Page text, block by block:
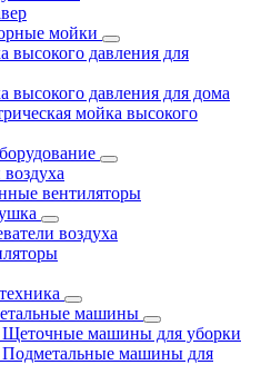
мойки
высокого давления для
высокого давления для дома
мойка высокого
вентиляторы
воздуха
машины
Щеточные машины для уборки
Подметальные машины для